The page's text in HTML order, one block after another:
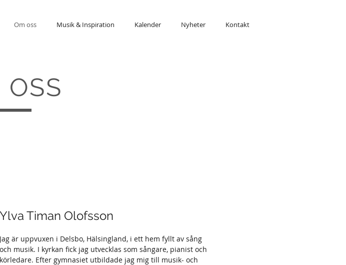
Om oss Musik & Inspiration Kalender Nyheter Kontakt
OSS
Ylva Timan Olofsson
Jag är uppvuxen i Delsbo, Hälsingland, i ett hem fyllt av sång
och musik. I kyrkan fick jag utvecklas som sångare, pianist och
körledare. Efter gymnasiet utbildade jag mig till musik- och